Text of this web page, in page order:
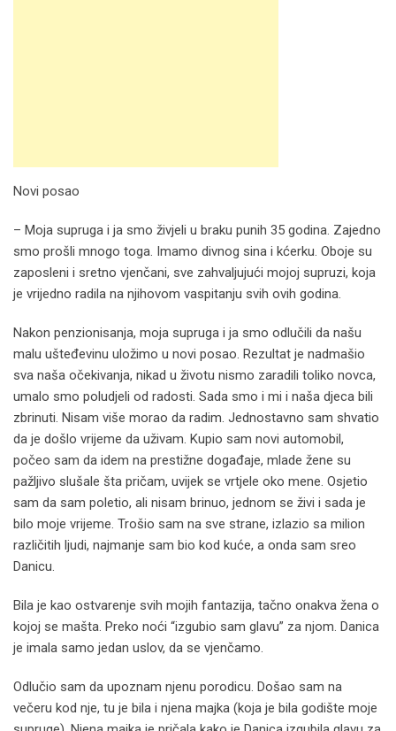
Novi posao
– Moja supruga i ja smo živjeli u braku punih 35 godina. Zajedno
smo prošli mnogo toga. Imamo divnog sina i kćerku. Oboje su
zaposleni i sretno vjenčani, sve zahvaljujući mojoj supruzi, koja
je vrijedno radila na njihovom vaspitanju svih ovih godina.
Nakon penzionisanja, moja supruga i ja smo odlučili da našu
malu ušteđevinu uložimo u novi posao. Rezultat je nadmašio
sva naša očekivanja, nikad u životu nismo zaradili toliko novca,
umalo smo poludjeli od radosti. Sada smo i mi i naša djeca bili
zbrinuti. Nisam više morao da radim. Jednostavno sam shvatio
da je došlo vrijeme da uživam. Kupio sam novi automobil,
počeo sam da idem na prestižne događaje, mlade žene su
pažljivo slušale šta pričam, uvijek se vrtjele oko mene. Osjetio
sam da sam poletio, ali nisam brinuo, jednom se živi i sada je
bilo moje vrijeme. Trošio sam na sve strane, izlazio sa milion
različitih ljudi, najmanje sam bio kod kuće, a onda sam sreo
Danicu.
Bila je kao ostvarenje svih mojih fantazija, tačno onakva žena o
kojoj se mašta. Preko noći “izgubio sam glavu” za njom. Danica
je imala samo jedan uslov, da se vjenčamo.
Odlučio sam da upoznam njenu porodicu. Došao sam na
večeru kod nje, tu je bila i njena majka (koja je bila godište moje